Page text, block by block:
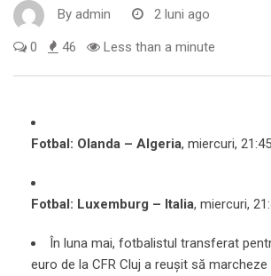
By admin 2 luni ago
0 46 Less than a minute
Fotbal: Olanda – Algeria, miercuri,
Fotbal: Luxemburg – Italia, miercuri,
În luna mai, fotbalistul transferat
euro de la CFR Cluj a reușit să